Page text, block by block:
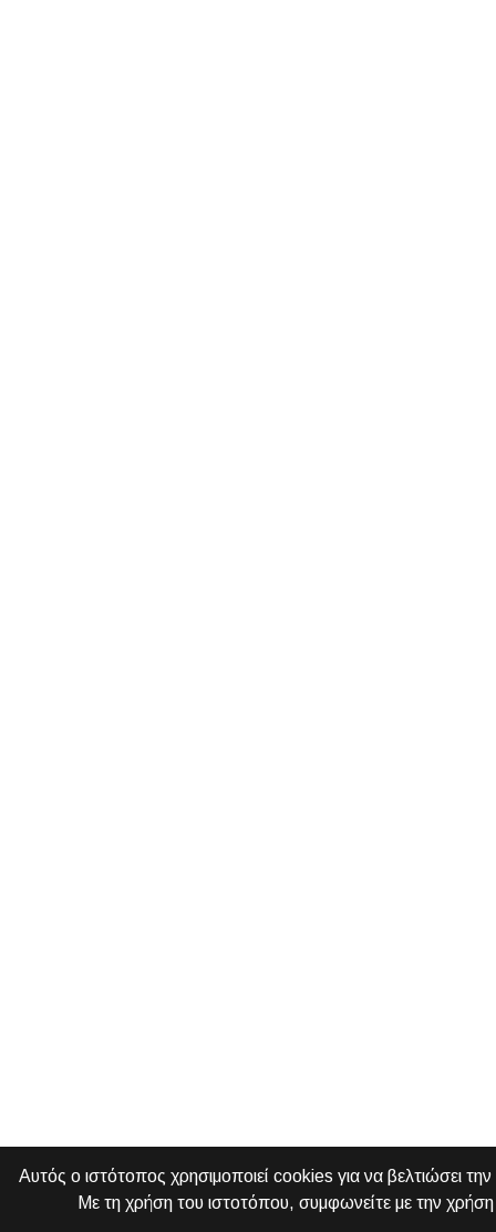
Αυτός ο ιστότοπος χρησιμοποιεί cookies για να βελτιώσει
Με τη χρήση του ιστοτόπου, συμφωνείτε με την